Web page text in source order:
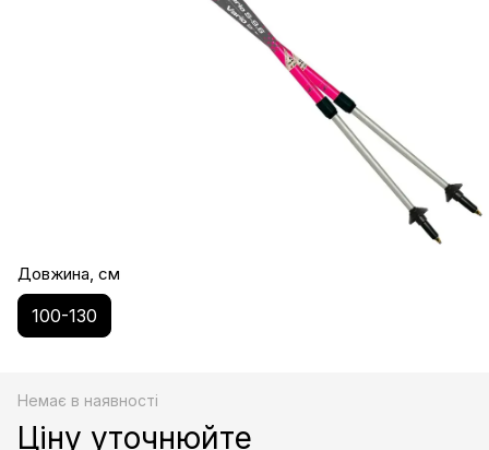
Довжина, см
100-130
Немає в наявності
Ціну уточнюйте